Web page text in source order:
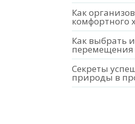
Как
комфортного
Как выбрать
перемещения
Секреты
природы в